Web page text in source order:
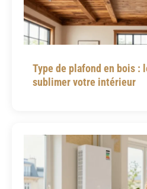
Type de plafond en bois :
sublimer votre intérieur